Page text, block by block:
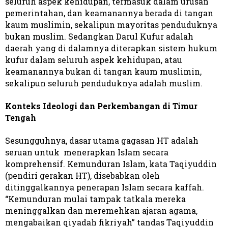
pemerintahan, dan keamanannya berada di tangan
kaum muslimin, sekalipun mayoritas penduduknya
bukan muslim. Sedangkan Darul Kufur adalah
daerah yang di dalamnya diterapkan sistem hukum
kufur dalam seluruh aspek kehidupan, atau
keamanannya bukan di tangan kaum muslimin,
sekalipun seluruh penduduknya adalah muslim.
Konteks Ideologi dan Perkembangan di Timur
Tengah
Sesungguhnya, dasar utama gagasan HT adalah
seruan untuk menerapkan Islam secara
komprehensif. Kemunduran Islam, kata Taqiyuddin
(pendiri gerakan HT), disebabkan oleh
ditinggalkannya penerapan Islam secara kaffah.
“Kemunduran mulai tampak tatkala mereka
meninggalkan dan meremehkan ajaran agama,
mengabaikan qiyadah fikriyah” tandas Taqiyuddin